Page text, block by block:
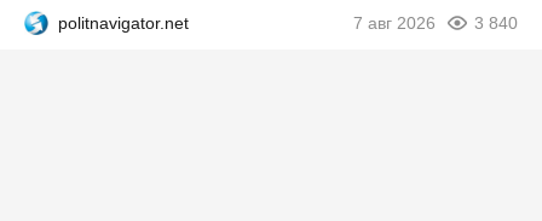
politnavigator.net 7 авг 2026 3 840